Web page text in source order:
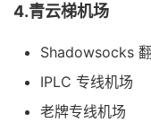
4.青云梯机场
Shadowsocks
IPLC 专线机场
老牌专线机场